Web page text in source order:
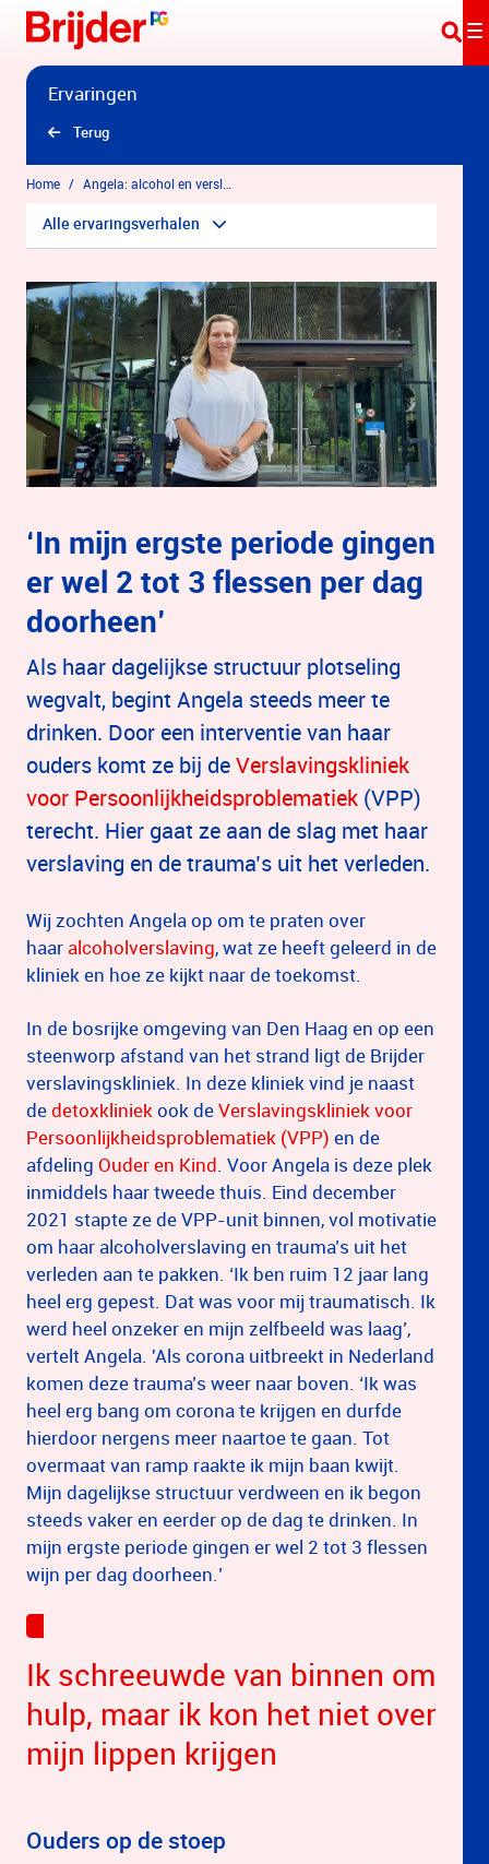
Overslaan en naar hoofdinhoud gaan
Ervaringen
Terug
Home
Alle ervaringsverhalen
‘In mijn ergste periode gingen
er wel 2 tot 3 flessen per dag
doorheen’
Als haar dagelijkse structuur plotseling
wegvalt, begint Angela steeds meer te
drinken. Door een interventie van haar
ouders komt ze bij deVerslavingskliniek
voor Persoonlijkheidsproblematiek (VPP)
terecht. Hier gaat ze aan de slag met haar
verslaving en de trauma’s uit het verleden.
Wij zochten Angela op om te praten over
haar alcoholverslaving, wat ze heeft geleerd in de
kliniek en hoe ze kijkt naar de toekomst.
In de bosrijke omgeving van Den Haag en op een
steenworp afstand van het strand ligt de Brijder
verslavingskliniek. In deze kliniek vind je naast
dedetoxkliniekook deVerslavingskliniek voor
Persoonlijkheidsproblematiek (VPP) en de
afdeling Ouder en Kind. Voor Angela is deze plek
inmiddels haar tweede thuis. Eind december
2021 stapte ze de VPP-unit binnen, vol motivatie
om haar alcoholverslaving en trauma’s uit het
verleden aan te pakken. ‘Ik ben ruim 12 jaar lang
heel erg gepest. Dat was voor mij traumatisch. Ik
werd heel onzeker en mijn zelfbeeld was laag’,
vertelt Angela. 'Als corona uitbreekt in Nederland
komen deze trauma’s weer naar boven. ‘Ik was
heel erg bang om corona te krijgen en durfde
hierdoor nergens meer naartoe te gaan. Tot
overmaat van ramp raakte ik mijn baan kwijt.
Mijn dagelijkse structuur verdween en ik begon
steeds vaker en eerder op de dag te drinken. In
mijn ergste periode gingen er wel 2 tot 3 flessen
wijn per dag doorheen.’
Ik schreeuwde van binnen om
hulp, maar ik kon het niet over
mijn lippen krijgen
Ouders op de stoep